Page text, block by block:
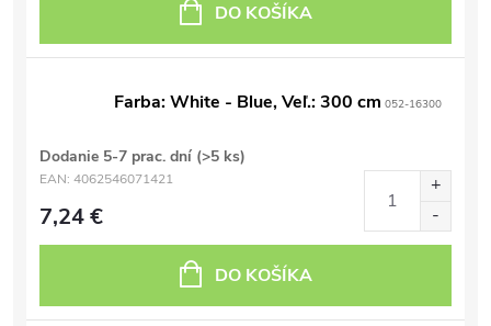
DO KOŠÍKA
Farba: White - Blue, Veľ.: 300 cm 052-16300
Dodanie 5-7 prac. dní (>5 ks)
EAN: 4062546071421
7,24 €
DO KOŠÍKA